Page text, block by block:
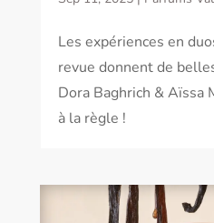
Les expériences en
revue donnent de
Dora Baghrich & Aïssa
à la règle !